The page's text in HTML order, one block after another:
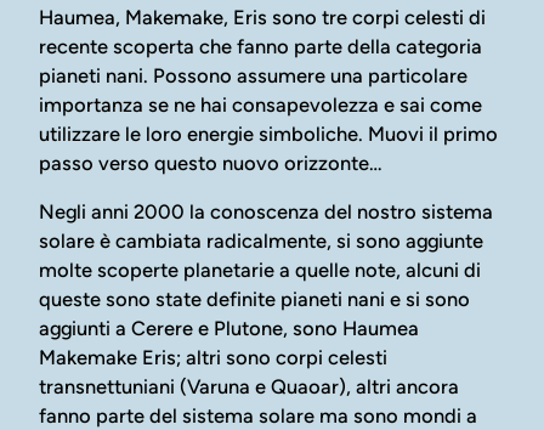
Haumea, Makemake, Eris sono tre corpi celesti di
recente scoperta che fanno parte della categoria
pianeti nani. Possono assumere una particolare
importanza se ne hai consapevolezza e sai come
utilizzare le loro energie simboliche. Muovi il primo
passo verso questo nuovo orizzonte…
Negli anni 2000 la conoscenza del nostro sistema
solare è cambiata radicalmente, si sono aggiunte
molte scoperte planetarie a quelle note, alcuni di
queste sono state definite pianeti nani e si sono
aggiunti a Cerere e Plutone, sono Haumea
Makemake Eris; altri sono corpi celesti
transnettuniani (Varuna e Quaoar), altri ancora
fanno parte del sistema solare ma sono mondi a